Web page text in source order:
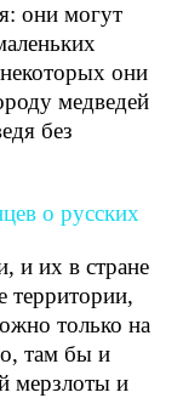
они могут
они
медведей
без
и их в стране
территории,
только на
там бы и
мерзлоты и